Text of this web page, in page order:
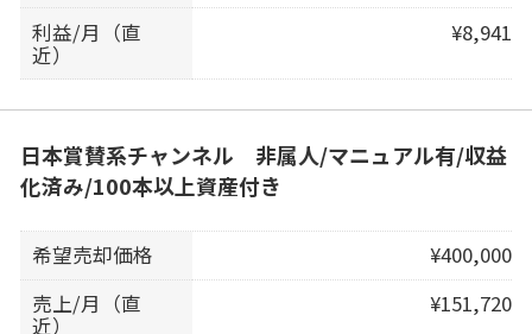
利益/月（直
近）
¥8,941
日本賞賛系チャンネル 非属人/マニュアル有/収益
化済み/100本以上資産付き
希望売却価格
¥400,000
売上/月（直
近）
¥151,720